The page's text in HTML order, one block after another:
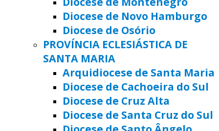
Diocese de Novo Hamburgo
Diocese de Osório
PROVÍNCIA ECLESIÁSTICA DE
SANTA MARIA
Arquidiocese de Santa Maria
Diocese de Cachoeira do Sul
Diocese de Cruz Alta
Diocese de Santa Cruz do Sul